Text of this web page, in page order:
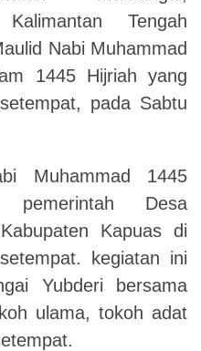
Tengah
Nabi Muhammad
1445 Hijriah yang
pada Sabtu
Muhammad 1445
pemerintah Desa
Kapuas di
kegiatan ini
Yubderi bersama
ulama, tokoh adat